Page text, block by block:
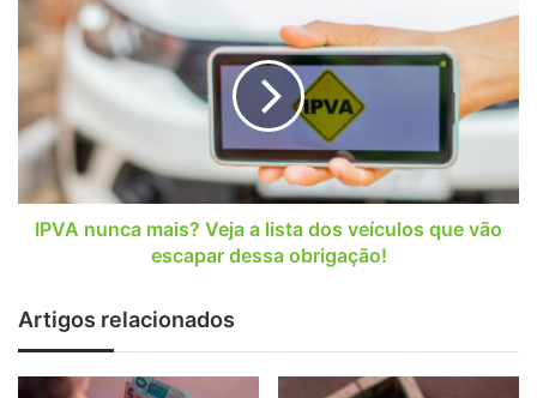
bolso!
nunca
mais?
lista
dos
veículos
que
vãoIPVA nunca mais? Veja a lista dos veículos que vão
escapar dessa obrigação!
Artigos relacionados